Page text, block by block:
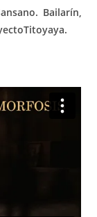
Bailarín,